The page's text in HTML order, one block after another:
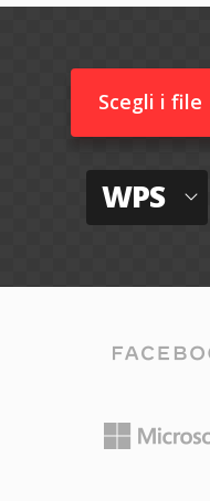
Scegli i file
WPS